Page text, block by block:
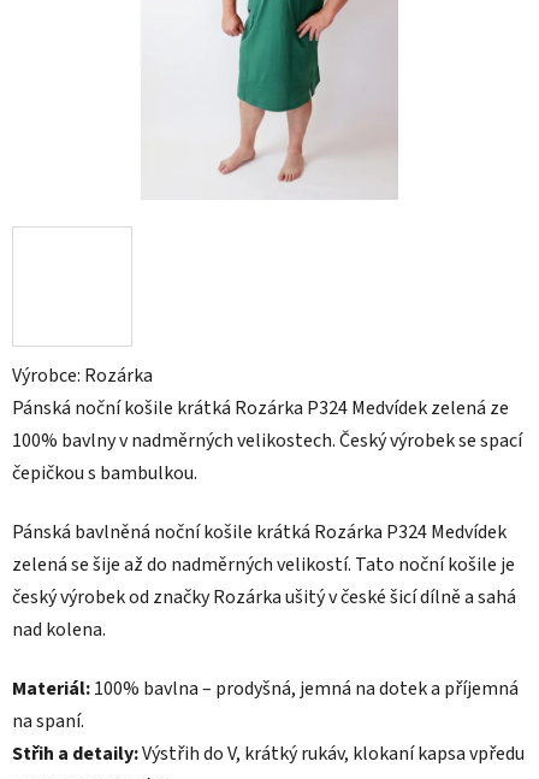
Výrobce: Rozárka
Pánská noční košile krátká Rozárka P324 Medvídek zelená ze
100% bavlny v nadměrných velikostech. Český výrobek se spací
čepičkou s bambulkou.
Pánská bavlněná noční košile krátká Rozárka P324 Medvídek
zelená se šije až do nadměrných velikostí. Tato noční košile je
český výrobek od značky Rozárka ušitý v české šicí dílně a sahá
nad kolena.
Materiál:100% bavlna – prodyšná, jemná na dotek a příjemná
na spaní.
Střih a detaily:Výstřih do V, krátký rukáv, klokaní kapsa vpředu